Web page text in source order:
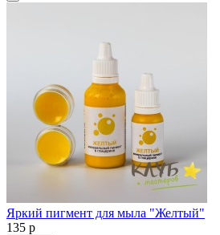
Яркий пигмент для мыла "Желтый"
135 p